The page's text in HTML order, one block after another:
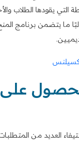
التي يقودها الطلاب
ما يتضمن برنامج
العديد من